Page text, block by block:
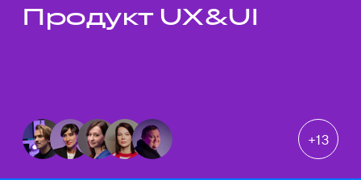
Темы докладов
Продукт UX&UI
+13